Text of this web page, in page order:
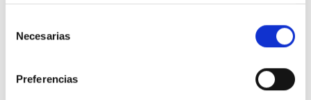
Necesarias
Preferencias
Detalles del producto
Comentarios